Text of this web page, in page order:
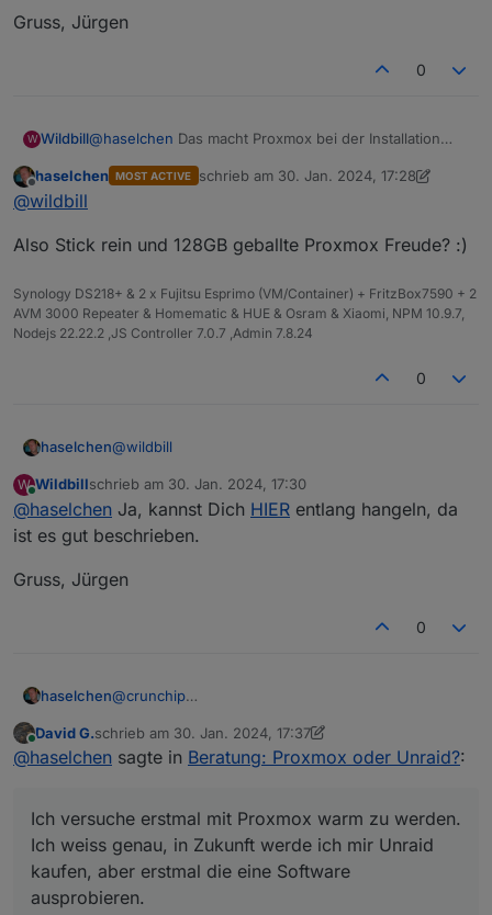
Ich bin Windoof Kind. Da kenne ich mich
Für Proxmox möchte ich die 128GB komplett
Gruss, Jürgen
0
W Wildbill@haselchen Das macht Proxmox bei der Installation
Gruss, Jürgen
Offline
haselchen MOST ACTIVE schrieb am 30. Jan. 2024, 17:28
zuletzt editiert von haselchen
@wildbill
Also Stick rein und 128GB geballte Proxmox Freude? :)
Synology DS218+ & 2 x Fujitsu Esprimo (VM/Container) + FritzBox7590 + 2
AVM 3000 Repeater & Homematic & HUE & Osram & Xiaomi, NPM 10.9.7,
Nodejs 22.22.2 ,JS Controller 7.0.7 ,Admin 7.8.24
0
haselchen@wildbill
Also Stick rein und 128GB geballte Proxmox
Freude? :)
W
Online
Wildbillschrieb am 30. Jan. 2024, 17:30
zuletzt editiert von
@haselchen Ja, kannst Dich HIER entlang hangeln, da
ist es gut beschrieben.
Gruss, Jürgen
0
haselchen@crunchip
Ich versuche erstmal mit Proxmox warm zu werden.
Ich weiss genau, in Zukunft werde ich mir Unraid
Ich bin Windoof Kind. Da kenne ich mich
einigermassen aus, wie bekomme ich für Proxmox
ne SSD komplett nackig?
Momentan ist WIN11 drauf.
Hab zum Basteln nen Desktop PC geschossen und
Online
David G.schrieb am 30. Jan. 2024, 17:37
zuletzt editiert von David G.
@haselchen sagte in Beratung: Proxmox oder Unraid?:
Ich versuche erstmal mit Proxmox warm zu werden.
Ich weiss genau, in Zukunft werde ich mir Unraid
kaufen, aber erstmal die eine Software
ausprobieren.